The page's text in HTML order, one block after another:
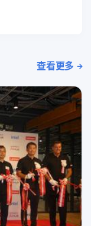
查看更多